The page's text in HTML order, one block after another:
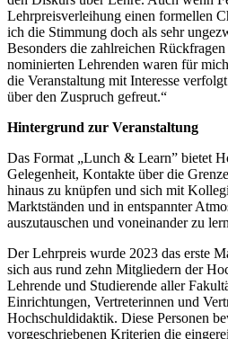
Lehrpreisverleihung einen formellen
ich die Stimmung doch als sehr
Besonders die zahlreichen
nominierten Lehrenden waren für
die Veranstaltung mit Interesse
über den Zuspruch gefreut.“
Hintergrund zur Veranstaltung
Das Format „Lunch & Learn” bietet
Gelegenheit, Kontakte über die
hinaus zu knüpfen und sich mit
Marktständen und in entspannter
auszutauschen und voneinander zu
Der Lehrpreis wurde 2023 das erste
sich aus rund zehn Mitgliedern der
Lehrende und Studierende aller
Einrichtungen, Vertreterinnen und
Hochschuldidaktik. Diese Personen
vorgeschriebenen Kriterien die